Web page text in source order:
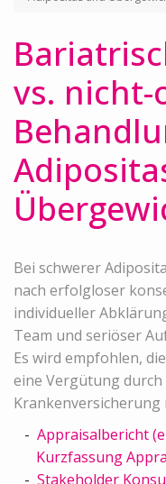
vs.
Bei schwerer
nach erfolgloser
individueller
Team und seriöser
Es wird empfohlen,
eine Vergütung
Krankenversicherung
Appraisalbericht
Kurzfassung
Stakeholder